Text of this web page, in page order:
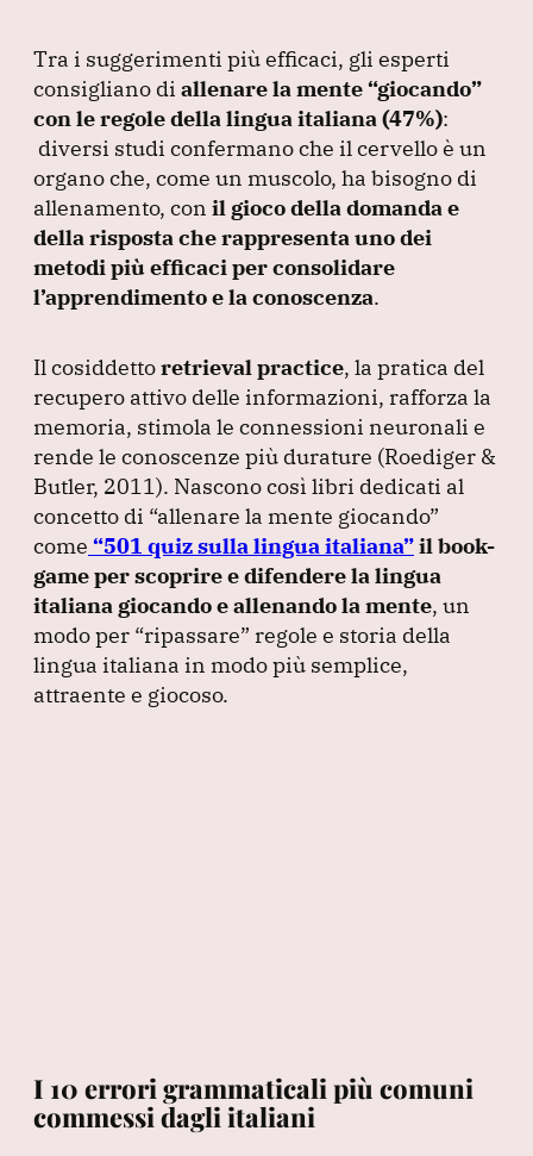
Tra i suggerimenti più efficaci, gli esperti
consigliano di allenare la mente“giocando”
con le regole della lingua italiana (47%):
diversi studi confermano che il cervello è un
organo che, come un muscolo, ha bisogno di
allenamento, con il gioco della domanda e
della risposta che rappresenta uno dei
metodi più efficaci per consolidare
l’apprendimento e la conoscenza.
Il cosiddettoretrieval practice, la pratica del
recupero attivo delle informazioni, rafforza la
memoria, stimola le connessioni neuronali e
rende le conoscenze più durature (Roediger &
Butler, 2011). Nascono così libri dedicati al
concetto di “allenare la mente giocando”
come “501 quiz sulla lingua italiana”il book-
game per scoprire e difendere la lingua
italiana giocando e allenando la mente, un
modo per “ripassare” regole e storia della
lingua italiana in modo più semplice,
attraente e giocoso.
I 10 errori grammaticali più comuni
commessi dagli italiani